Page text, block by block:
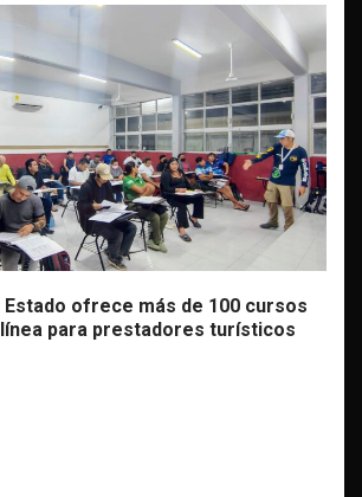
Estado ofrece más de 100 cursos
para prestadores turísticos